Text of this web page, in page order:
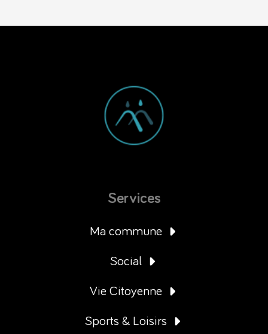
Services
Ma commune
Social
Vie Citoyenne
Sports & Loisirs